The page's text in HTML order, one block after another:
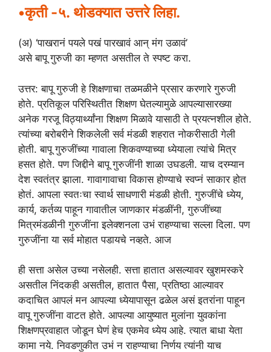
•कृती -५. थोडक्यात उत्तरे लिहा.
(अ) ‘पाखरानं पयले पखं पारखावं आन् मंग उळावं’
असे बापू गुरुजी का म्हणत असतील ते स्पष्ट करा.
उत्तर: बापू गुरुजी हे शिक्षणाचा तळमळीने प्रसार करणारे गुरुजी
होते. प्रतिकूल परिस्थितीत शिक्षण घेतल्यामुळे आपल्यासारख्या
अनेक गरजू विठ्यार्थ्यांना शिक्षण मिळावे यासाठी ते प्रयत्नशील होते.
त्यांच्या बरोबरीने शिकलेली सर्व मंडळी शहरात नोकरीसाठी गेली
होती. बापू गुरुजींच्या गावाला शिकवण्याच्या ध्येयाला त्यांचे मित्र
हसत होते. पण जिद्दीने बापू गुरुजींनी शाळा उघडली. याच दरम्यान
देश स्वतंत्र झाला. गावागावाचा विकास होण्याचे स्वप्नं साकार होत
होतं. आपला स्वतःचा स्वार्थ साधणारी मंडळी होती. गुरुजींचे ध्येय,
कार्य, कर्तव्य पाहून गावातील जाणकार मंडळींनी, गुरुजींच्या
मित्रमंडळीनी गुरुजींना इलेक्शनला उभं राहण्याचा सल्ला दिला. पण
गुरुजींना या सर्व मोहात पडायचे नव्हते. आज
ही सत्ता असेल उच्या नसेलही. सत्ता हातात असल्यावर खुशमस्करे
असतील निंदकही असतील, हातात पैसा, प्रतिष्ठा आल्यावर
कदाचित आपलं मन आपल्या ध्येयापासून ढळेल असं इतरांना पाहून
वापू गुरुजींना वाटत होते. आपल्या आयुष्यात मुलांना युवकांना
शिक्षणप्रवाहात जोडून घेणं हेच एकमेव ध्येय आहे. त्यात बाधा येता
कामा नये. निवडणुकीत उभं न राहण्याचा निर्णय त्यांनी याच